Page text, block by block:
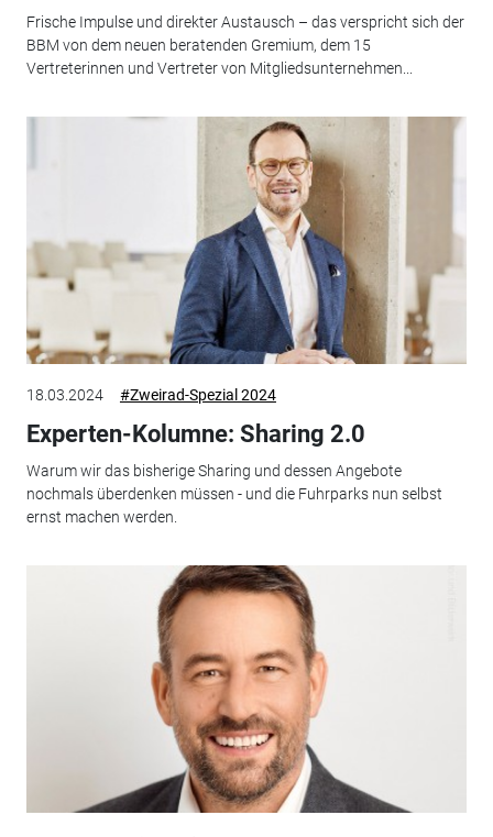
Frische Impulse und direkter Austausch – das verspricht sich der
BBM von dem neuen beratenden Gremium, dem 15
Vertreterinnen und Vertreter von Mitgliedsunternehmen...
18.03.2024 #Zweirad-Spezial 2024
Experten-Kolumne: Sharing 2.0
Warum wir das bisherige Sharing und dessen Angebote
nochmals überdenken müssen - und die Fuhrparks nun selbst
ernst machen werden.